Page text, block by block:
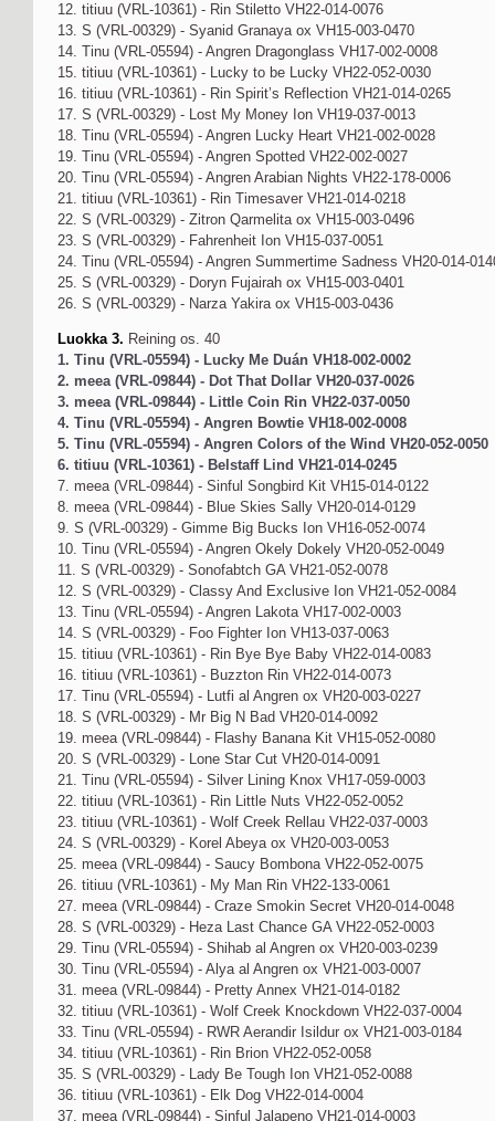
12. titiuu (VRL-10361) - Rin Stiletto VH22-014-0076
13. S (VRL-00329) - Syanid Granaya ox VH15-003-0470
14. Tinu (VRL-05594) - Angren Dragonglass VH17-002-0008
15. titiuu (VRL-10361) - Lucky to be Lucky VH22-052-0030
16. titiuu (VRL-10361) - Rin Spirit’s Reflection VH21-014-0265
17. S (VRL-00329) - Lost My Money Ion VH19-037-0013
18. Tinu (VRL-05594) - Angren Lucky Heart VH21-002-0028
19. Tinu (VRL-05594) - Angren Spotted VH22-002-0027
20. Tinu (VRL-05594) - Angren Arabian Nights VH22-178-0006
21. titiuu (VRL-10361) - Rin Timesaver VH21-014-0218
22. S (VRL-00329) - Zitron Qarmelita ox VH15-003-0496
23. S (VRL-00329) - Fahrenheit Ion VH15-037-0051
24. Tinu (VRL-05594) - Angren Summertime Sadness VH20-014-
25. S (VRL-00329) - Doryn Fujairah ox VH15-003-0401
26. S (VRL-00329) - Narza Yakira ox VH15-003-0436
Luokka 3. Reining os. 40
1. Tinu (VRL-05594) - Lucky Me Duán VH18-002-0002
2. meea (VRL-09844) - Dot That Dollar VH20-037-0026
3. meea (VRL-09844) - Little Coin Rin VH22-037-0050
4. Tinu (VRL-05594) - Angren Bowtie VH18-002-0008
5. Tinu (VRL-05594) - Angren Colors of the Wind VH20-052-0050
6. titiuu (VRL-10361) - Belstaff Lind VH21-014-0245
7. meea (VRL-09844) - Sinful Songbird Kit VH15-014-0122
8. meea (VRL-09844) - Blue Skies Sally VH20-014-0129
9. S (VRL-00329) - Gimme Big Bucks Ion VH16-052-0074
10. Tinu (VRL-05594) - Angren Okely Dokely VH20-052-0049
11. S (VRL-00329) - Sonofabtch GA VH21-052-0078
12. S (VRL-00329) - Classy And Exclusive Ion VH21-052-0084
13. Tinu (VRL-05594) - Angren Lakota VH17-002-0003
14. S (VRL-00329) - Foo Fighter Ion VH13-037-0063
15. titiuu (VRL-10361) - Rin Bye Bye Baby VH22-014-0083
16. titiuu (VRL-10361) - Buzzton Rin VH22-014-0073
17. Tinu (VRL-05594) - Lutfi al Angren ox VH20-003-0227
18. S (VRL-00329) - Mr Big N Bad VH20-014-0092
19. meea (VRL-09844) - Flashy Banana Kit VH15-052-0080
20. S (VRL-00329) - Lone Star Cut VH20-014-0091
21. Tinu (VRL-05594) - Silver Lining Knox VH17-059-0003
22. titiuu (VRL-10361) - Rin Little Nuts VH22-052-0052
23. titiuu (VRL-10361) - Wolf Creek Rellau VH22-037-0003
24. S (VRL-00329) - Korel Abeya ox VH20-003-0053
25. meea (VRL-09844) - Saucy Bombona VH22-052-0075
26. titiuu (VRL-10361) - My Man Rin VH22-133-0061
27. meea (VRL-09844) - Craze Smokin Secret VH20-014-0048
28. S (VRL-00329) - Heza Last Chance GA VH22-052-0003
29. Tinu (VRL-05594) - Shihab al Angren ox VH20-003-0239
30. Tinu (VRL-05594) - Alya al Angren ox VH21-003-0007
31. meea (VRL-09844) - Pretty Annex VH21-014-0182
32. titiuu (VRL-10361) - Wolf Creek Knockdown VH22-037-0004
33. Tinu (VRL-05594) - RWR Aerandir Isildur ox VH21-003-0184
34. titiuu (VRL-10361) - Rin Brion VH22-052-0058
35. S (VRL-00329) - Lady Be Tough Ion VH21-052-0088
36. titiuu (VRL-10361) - Elk Dog VH22-014-0004
37. meea (VRL-09844) - Sinful Jalapeno VH21-014-0003